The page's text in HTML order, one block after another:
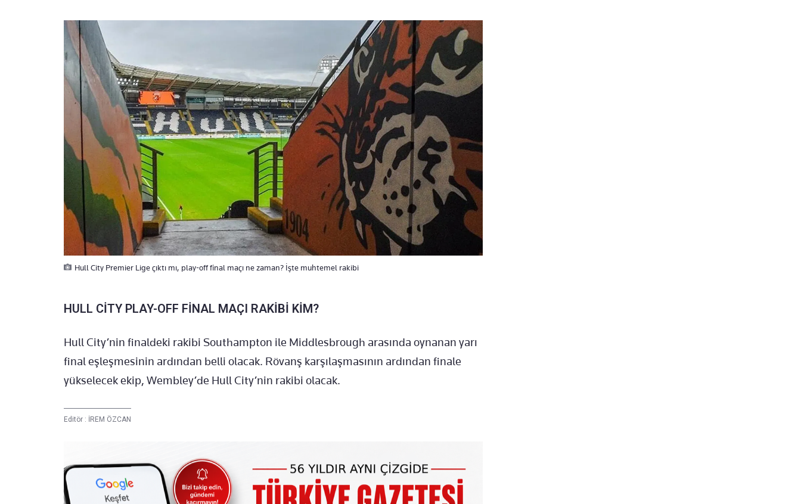
Hull City Premier Lige çıktı mı, play-off final maçı ne zaman? İşte muhtemel rakibi
HULL CİTY PLAY-OFF FİNAL MAÇI RAKİBİ KİM?
Hull City’nin finaldeki rakibi Southampton ile Middlesbrough arasında oynanan yarı
final eşleşmesinin ardından belli olacak. Rövanş karşılaşmasının ardından finale
yükselecek ekip, Wembley’de Hull City’nin rakibi olacak.
Editör : İREM ÖZCAN